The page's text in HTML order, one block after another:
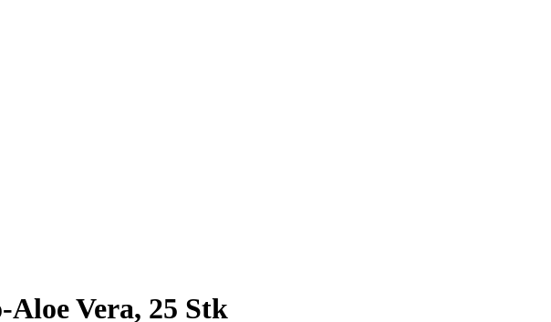
Vera, 25 Stk